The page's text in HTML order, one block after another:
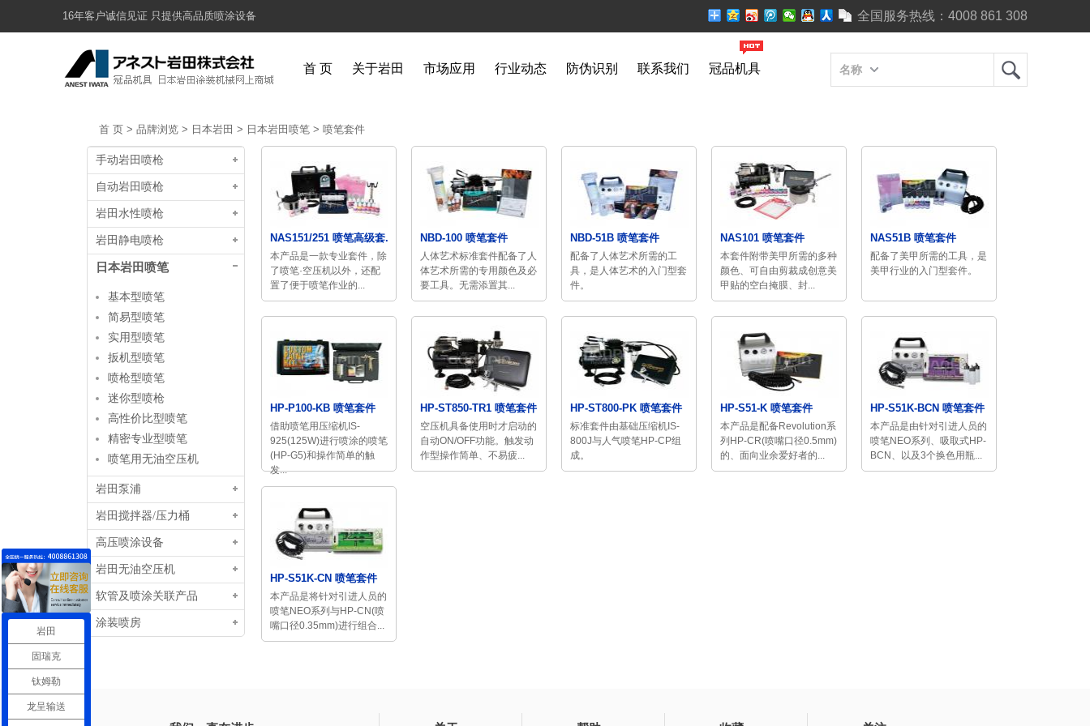
16年客户诚信见证 只提供高品质喷涂设备 全国服务热线： 4008 861 308
首 页 关于岩田 市场应用 行业动态 防伪识别 联系我们 冠品机具 名称
首 页 > 品牌浏览 > 日本岩田 > 日本岩田喷笔 > 喷笔套件
手动岩田喷枪
自动岩田喷枪
岩田水性喷枪
岩田静电喷枪
日本岩田喷笔
基本型喷笔
简易型喷笔
实用型喷笔
扳机型喷笔
喷枪型喷笔
迷你型喷枪
高性价比型喷笔
精密专业型喷笔
喷笔用无油空压机
岩田泵浦
岩田搅拌器/压力桶
高压喷涂设备
岩田无油空压机
软管及喷涂关联产品
涂装喷房
NAS151/251 喷笔高级套...
本产品是一款专业套件，除
了喷笔·空压机以外，还配
置了便于喷笔作业的...
NBD-100 喷笔套件
人体艺术标准套件配备了人
体艺术所需的专用颜色及必
要工具。无需添置其...
NBD-51B 喷笔套件
配备了人体艺术所需的工
具，是人体艺术的入门型套
件。
NAS101 喷笔套件
本套件附带美甲所需的多种
颜色、可自由剪裁成创意美
甲贴的空白掩膜、封...
NAS51B 喷笔套件
配备了美甲所需的工具，是
美甲行业的入门型套件。
HP-P100-KB 喷笔套件
借助喷笔用压缩机IS-
925(125W)进行喷涂的喷笔
(HP-G5)和操作简单的触
发...
HP-ST850-TR1 喷笔套件
空压机具备使用时才启动的
自动ON/OFF功能。触发动
作型操作简单、不易疲...
HP-ST800-PK 喷笔套件
标准套件由基础压缩机IS-
800J与人气喷笔HP-CP组
成。
HP-S51-K 喷笔套件
本产品是配备Revolution系
列HP-CR(喷嘴口径0.5mm)
的、面向业余爱好者的...
HP-S51K-BCN 喷笔套件
本产品是由针对引进人员的
喷笔NEO系列、吸取式HP-
BCN、以及3个换色用瓶...
HP-S51K-CN 喷笔套件
本产品是将针对引进人员的
喷笔NEO系列与HP-CN(喷
嘴口径0.35mm)进行组合...
岩田
固瑞克
钛姆勒
龙呈输送